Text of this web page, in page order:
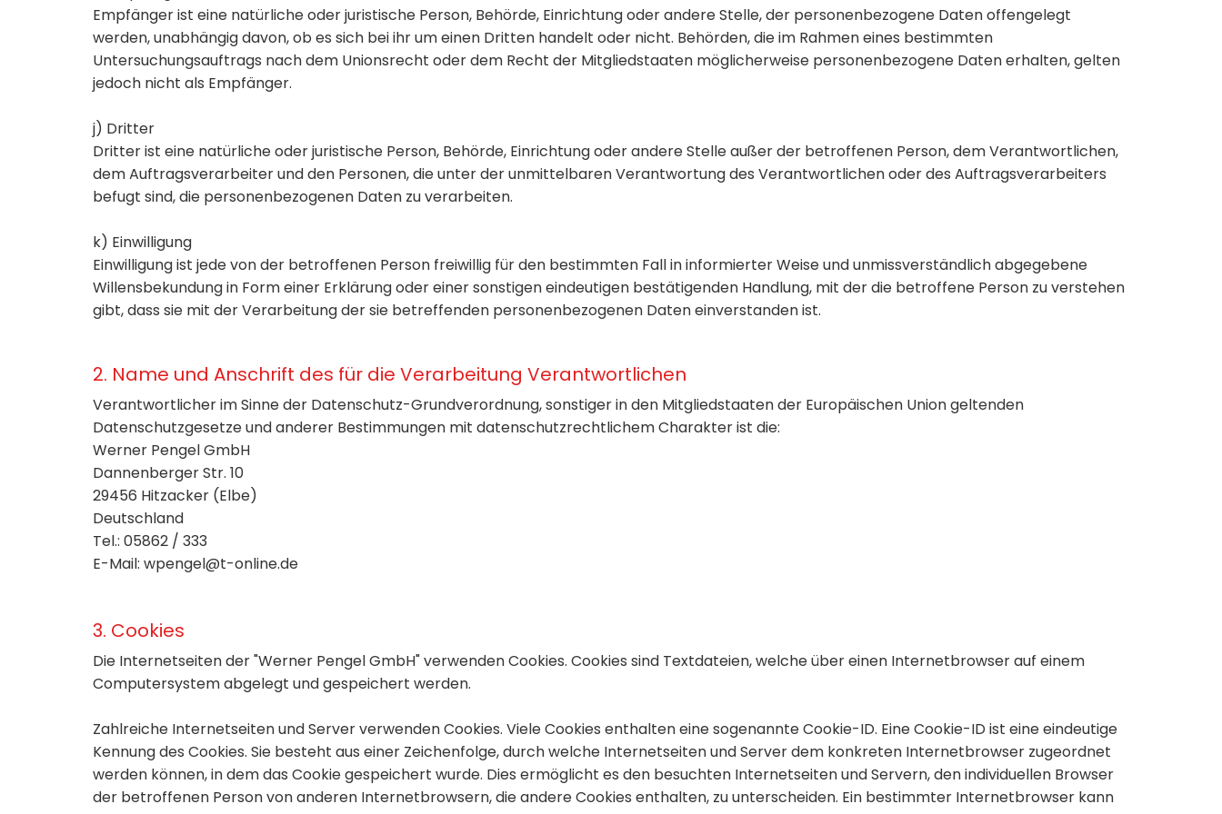
Empfänger ist eine natürliche oder juristische Person, Behörde, Einrichtung oder andere Stelle, der personenbezogene Daten offengelegt
werden, unabhängig davon, ob es sich bei ihr um einen Dritten handelt oder nicht. Behörden, die im Rahmen eines bestimmten
Untersuchungsauftrags nach dem Unionsrecht oder dem Recht der Mitgliedstaaten möglicherweise personenbezogene Daten erhalten, gelten
jedoch nicht als Empfänger.
j) Dritter
Dritter ist eine natürliche oder juristische Person, Behörde, Einrichtung oder andere Stelle außer der betroffenen Person, dem Verantwortlichen,
dem Auftragsverarbeiter und den Personen, die unter der unmittelbaren Verantwortung des Verantwortlichen oder des Auftragsverarbeiters
befugt sind, die personenbezogenen Daten zu verarbeiten.
k) Einwilligung
Einwilligung ist jede von der betroffenen Person freiwillig für den bestimmten Fall in informierter Weise und unmissverständlich abgegebene
Willensbekundung in Form einer Erklärung oder einer sonstigen eindeutigen bestätigenden Handlung, mit der die betroffene Person zu verstehen
gibt, dass sie mit der Verarbeitung der sie betreffenden personenbezogenen Daten einverstanden ist.
2. Name und Anschrift des für die Verarbeitung Verantwortlichen
Verantwortlicher im Sinne der Datenschutz-Grundverordnung, sonstiger in den Mitgliedstaaten der Europäischen Union geltenden
Datenschutzgesetze und anderer Bestimmungen mit datenschutzrechtlichem Charakter ist die:
Werner Pengel GmbH
Dannenberger Str. 10
29456 Hitzacker (Elbe)
Deutschland
Tel.: 05862 / 333
E-Mail: wpengel@t-online.de
3. Cookies
Die Internetseiten der "Werner Pengel GmbH" verwenden Cookies. Cookies sind Textdateien, welche über einen Internetbrowser auf einem
Computersystem abgelegt und gespeichert werden.
Zahlreiche Internetseiten und Server verwenden Cookies. Viele Cookies enthalten eine sogenannte Cookie-ID. Eine Cookie-ID ist eine eindeutige
Kennung des Cookies. Sie besteht aus einer Zeichenfolge, durch welche Internetseiten und Server dem konkreten Internetbrowser zugeordnet
werden können, in dem das Cookie gespeichert wurde. Dies ermöglicht es den besuchten Internetseiten und Servern, den individuellen Browser
der betroffenen Person von anderen Internetbrowsern, die andere Cookies enthalten, zu unterscheiden. Ein bestimmter Internetbrowser kann